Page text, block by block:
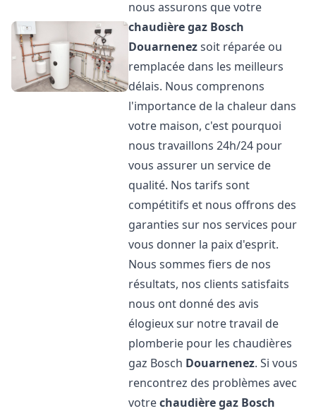
nous assurons que votre
chaudière gaz Bosch
Douarnenezsoit réparée ou
remplacée dans les meilleurs
délais. Nous comprenons
l'importance de la chaleur dans
votre maison, c'est pourquoi
nous travaillons 24h/24 pour
vous assurer un service de
qualité. Nos tarifs sont
compétitifs et nous offrons des
garanties sur nos services pour
vous donner la paix d'esprit.
Nous sommes fiers de nos
résultats, nos clients satisfaits
nous ont donné des avis
élogieux sur notre travail de
plomberie pour les chaudières
gaz Bosch Douarnenez. Si vous
rencontrez des problèmes avec
votrechaudière gaz Bosch